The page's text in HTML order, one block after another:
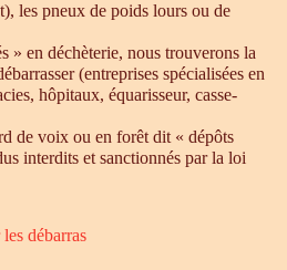
les pneux de poids lours ou de
» en déchèterie, nous trouverons la
(entreprises spécialisées en
hôpitaux, équarisseur, casse-
de voix ou en forêt dit « dépôts
interdits et sanctionnés par la loi
débarras